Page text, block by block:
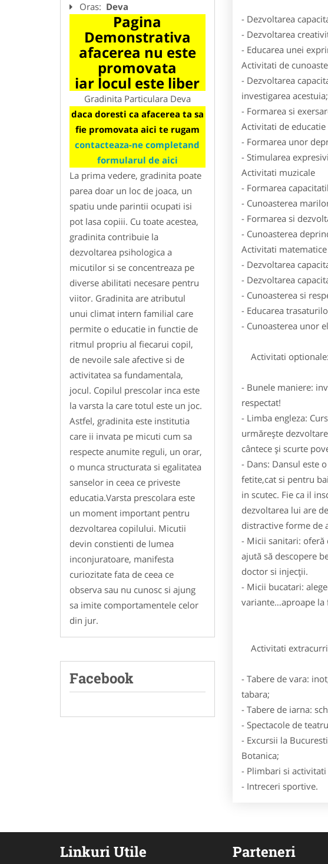
Oras: Deva
Pagina
Demonstrativa
afacerea nu este
promovata
iar locul este liber
Gradinita Particulara Deva
daca doresti ca afacerea ta sa
fie promovata aici te rugam
contacteaza-ne completand
formularul de aici
La prima vedere, gradinita poate
parea doar un loc de joaca, un
spatiu unde parintii ocupati isi
pot lasa copiii. Cu toate acestea,
gradinita contribuie la
dezvoltarea psihologica a
micutilor si se concentreaza pe
diverse abilitati necesare pentru
viitor. Gradinita are atributul
unui climat intern familial care
permite o educatie in functie de
ritmul propriu al fiecarui copil,
de nevoile sale afective si de
activitatea sa fundamentala,
jocul. Copilul prescolar inca este
la varsta la care totul este un joc.
Astfel, gradinita este institutia
care ii invata pe micuti cum sa
respecte anumite reguli, un orar,
o munca structurata si egalitatea
sanselor in ceea ce priveste
educatia.Varsta prescolara este
un moment important pentru
dezvoltarea copilului. Micutii
devin constienti de lumea
inconjuratoare, manifesta
curiozitate fata de ceea ce
observa sau nu cunosc si ajung
sa imite comportamentele celor
din jur.
Facebook
- Dezvoltarea
- Dezvoltarea
- Educarea unei
Activitati de
- Dezvoltarea
investigarea acestuia;
- Formarea si
Activitati de educatie
- Formarea unor
- Stimularea
Activitati muzicale
- Formarea
- Cunoasterea
- Formarea si
- Cunoasterea
Activitati matematice
- Dezvoltarea
- Dezvoltarea
- Cunoasterea si
- Educarea
- Cunoasterea unor
Activitati optionale:
- Bunele maniere:
respectat!
- Limba engleza:
urmăreşte
cântece şi scurte
- Dans: Dansul este
fetite,cat si pentru
in scutec. Fie ca il
dezvoltarea lui are
distractive forme de
- Micii sanitari:
ajută să descopere
doctor si injecţii.
- Micii bucatari:
variante…aproape la
Activitati
- Tabere de vara:
tabara;
- Tabere de iarna:
- Spectacole de
- Excursii la
Botanica;
- Plimbari si
- Intreceri sportive.
Linkuri Utile Parteneri